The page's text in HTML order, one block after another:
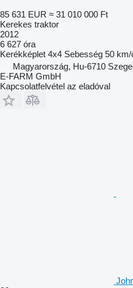
85 631 EUR ≈ 31 010 000 Ft
Kerekes traktor
2012
6 627 óra
Kerékképlet 4x4 Sebesség 50 km/
Magyarország, Hu-6710
E-FARM GmbH
Kapcsolatfelvétel az eladóval